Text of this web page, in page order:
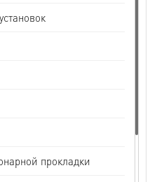
прокладки